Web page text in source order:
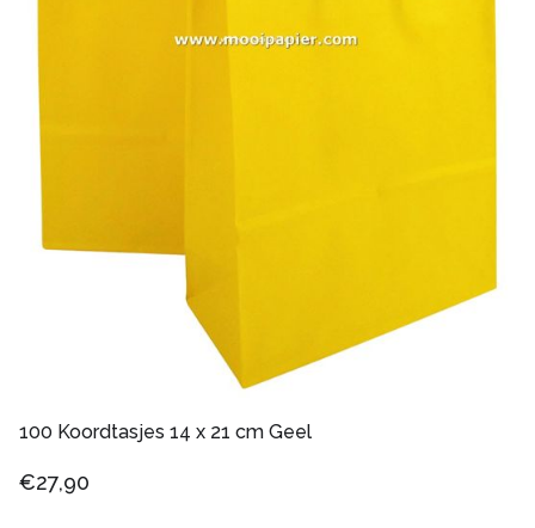
100 Koordtasjes 14 x 21 cm Geel
€27,90